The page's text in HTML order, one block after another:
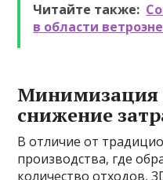
Читайте также:
в области
Минимизация
снижение
В отличие от
производства, где
количество отходов,